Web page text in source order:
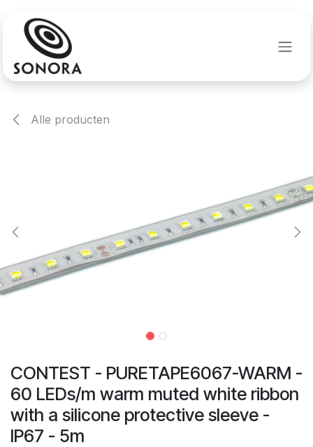
Alle producten
CONTEST - PURETAPE6067-WARM -
60 LEDs/m warm muted white ribbon
with a silicone protective sleeve -
IP67 - 5m